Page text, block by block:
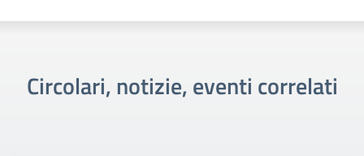
Circolari, notizie, eventi correlati